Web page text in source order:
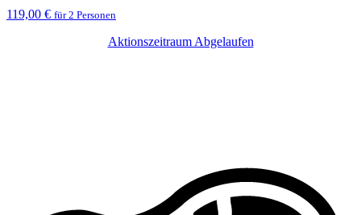
119,00 € für 2 Personen
Aktionszeitraum Abgelaufen